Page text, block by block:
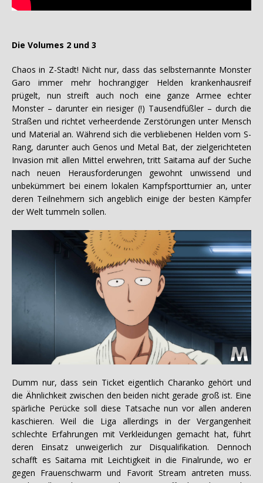
Die Volumes 2 und 3
Chaos in Z-Stadt! Nicht nur, dass das selbsternannte Monster
Garo immer mehr hochrangiger Helden krankenhausreif
prügelt, nun streift auch noch eine ganze Armee echter
Monster – darunter ein riesiger (!) Tausendfüßler – durch die
Straßen und richtet verheerdende Zerstörungen unter Mensch
und Material an. Während sich die verbliebenen Helden vom S-
Rang, darunter auch Genos und Metal Bat, der zielgerichteten
Invasion mit allen Mittel erwehren, tritt Saitama auf der Suche
nach neuen Herausforderungen gewohnt unwissend und
unbekümmert bei einem lokalen Kampfsportturnier an, unter
deren Teilnehmern sich angeblich einige der besten Kämpfer
der Welt tummeln sollen.
Dumm nur, dass sein Ticket eigentlich Charanko gehört und
die Ähnlichkeit zwischen den beiden nicht gerade groß ist. Eine
spärliche Perücke soll diese Tatsache nun vor allen anderen
kaschieren. Weil die Liga allerdings in der Vergangenheit
schlechte Erfahrungen mit Verkleidungen gemacht hat, führt
deren Einsatz unweigerlich zur Disqualifikation. Dennoch
schafft es Saitama mit Leichtigkeit in die Finalrunde, wo er
gegen Frauenschwarm und Favorit Stream antreten muss.